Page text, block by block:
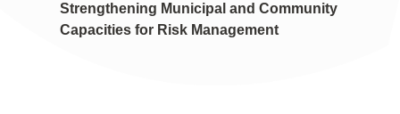
Strengthening Municipal and Community
Capacities for Risk Management